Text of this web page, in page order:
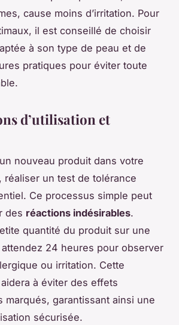
cause moins d’irritation. Pour
il est conseillé de choisir
à son type de peau et de
pratiques pour éviter toute
d’utilisation et
nouveau produit dans votre
, réaliser un test de tolérance
Ce processus simple peut
des réactions indésirables.
quantité du produit sur une
24 heures pour observer
ou irritation. Cette
à éviter des effets
marqués, garantissant ainsi une
sécurisée.